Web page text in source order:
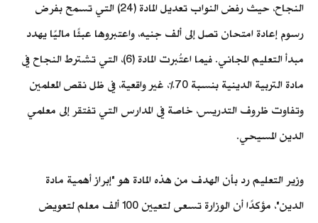
النجاح، حيث رفض النواب تعديل المادة (24) التي تسمح بفرض
رسوم إعادة امتحان تصل إلى ألف جنيه، واعتبروها عبئًا ماليًا يهدد
مبدأ التعليم المجاني. فيما اعتُبرت المادة (6)، التي تشترط النجاح في
مادة التربية الدينية بنسبة 70%، غير واقعية، في ظل نقص المعلمين
وتفاوت ظروف التدريس، خاصة في المدارس التي تفتقر إلى معلمي
الدين المسيحي.
وزير التعليم رد بأن الهدف من هذه المادة هو "إبراز أهمية مادة
الدين"، مؤكدًا أن الوزارة تسعى لتعيين 100 ألف معلم لتعويض